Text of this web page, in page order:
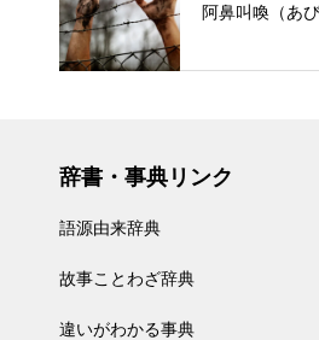
阿鼻叫喚（あ
辞書・事典リンク
語源由来辞典
故事ことわざ辞典
違いがわかる事典